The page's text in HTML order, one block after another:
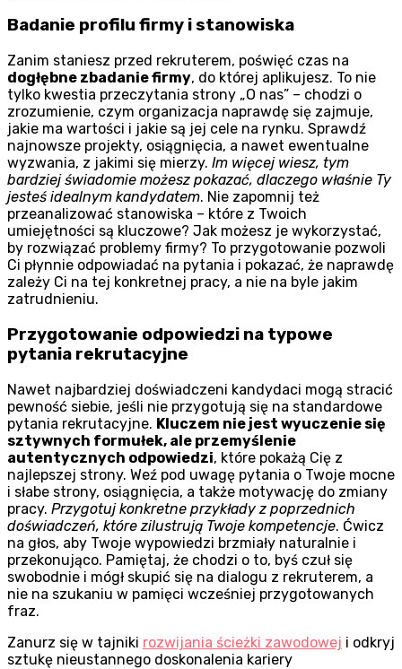
Badanie profilu firmy i stanowiska
Zanim staniesz przed rekruterem, poświęć czas na
dogłębne zbadanie firmy, do której aplikujesz. To nie
tylko kwestia przeczytania strony „O nas” – chodzi o
zrozumienie, czym organizacja naprawdę się zajmuje,
jakie ma wartości i jakie są jej cele na rynku. Sprawdź
najnowsze projekty, osiągnięcia, a nawet ewentualne
wyzwania, z jakimi się mierzy. Im więcej wiesz, tym
bardziej świadomie możesz pokazać, dlaczego właśnie Ty
jesteś idealnym kandydatem. Nie zapomnij też
przeanalizować stanowiska – które z Twoich
umiejętności są kluczowe? Jak możesz je wykorzystać,
by rozwiązać problemy firmy? To przygotowanie pozwoli
Ci płynnie odpowiadać na pytania i pokazać, że naprawdę
zależy Ci na tej konkretnej pracy, a nie na byle jakim
zatrudnieniu.
Przygotowanie odpowiedzi na typowe
pytania rekrutacyjne
Nawet najbardziej doświadczeni kandydaci mogą stracić
pewność siebie, jeśli nie przygotują się na standardowe
pytania rekrutacyjne. Kluczem nie jest wyuczenie się
sztywnych formułek, ale przemyślenie
autentycznych odpowiedzi, które pokażą Cię z
najlepszej strony. Weź pod uwagę pytania o Twoje mocne
i słabe strony, osiągnięcia, a także motywację do zmiany
pracy. Przygotuj konkretne przykłady z poprzednich
doświadczeń, które zilustrują Twoje kompetencje. Ćwicz
na głos, aby Twoje wypowiedzi brzmiały naturalnie i
przekonująco. Pamiętaj, że chodzi o to, byś czuł się
swobodnie i mógł skupić się na dialogu z rekruterem, a
nie na szukaniu w pamięci wcześniej przygotowanych
fraz.
Zanurz się w tajniki rozwijania ścieżki zawodowej i odkryj
sztukę nieustannego doskonalenia kariery